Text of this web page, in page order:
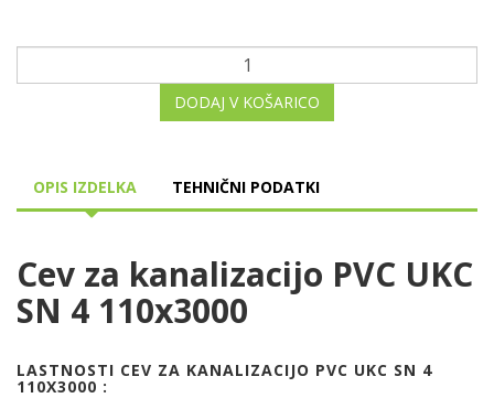
DODAJ V KOŠARICO
OPIS IZDELKA TEHNIČNI PODATKI
Cev za kanalizacijo PVC UKC
SN 4 110x3000
LASTNOSTI CEV ZA KANALIZACIJO PVC UKC SN 4
110X3000 :